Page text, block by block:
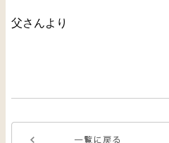
父さんより